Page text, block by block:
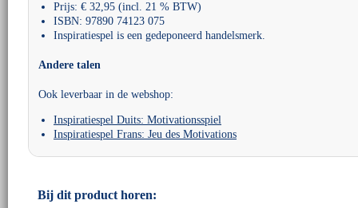
Prijs: € 32,95 (incl. 21 % BTW)
ISBN: 97890 74123 075
Inspiratiespel is een gedeponeerd handelsmerk.
Andere talen
Ook leverbaar in de webshop:
Inspiratiespel Duits: Motivationsspiel
Inspiratiespel Frans: Jeu des Motivations
Bij dit product horen: